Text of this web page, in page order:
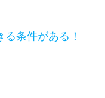
条件がある！